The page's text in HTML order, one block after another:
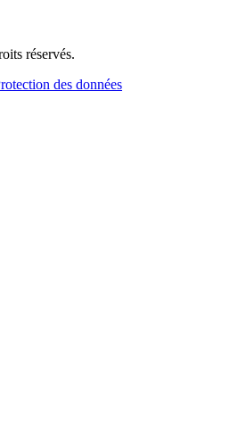
réservés.
des données